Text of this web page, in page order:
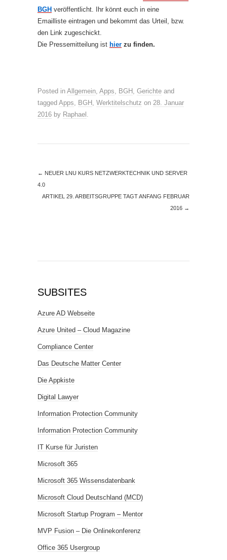
BGH veröffentlicht. Ihr könnt euch in eine
Emailliste eintragen und bekommt das Urteil, bzw.
den Link zugeschickt.
Die Pressemitteilung ist hier zu finden.
Posted in Allgemein, Apps, BGH , Gerichte and
tagged Apps, BGH , Werktitelschutz on 28. Januar
2016 by Raphael .
← NEUER LNU KURS NETZWERKTECHNIK UND SERVER
4.0
ARTIKEL 29. ARBEITSGRUPPE TAGT ANFANG FEBRUAR
2016 →
SUBSITES
Azure AD Webseite
Azure United – Cloud Magazine
Compliance Center
Das Deutsche Matter Center
Die Appkiste
Digital Lawyer
Information Protection Community
Information Protection Community
IT Kurse für Juristen
Microsoft 365
Microsoft 365 Wissensdatenbank
Microsoft Cloud Deutschland (MCD)
Microsoft Startup Program – Mentor
MVP Fusion – Die Onlinekonferenz
Office 365 Usergroup